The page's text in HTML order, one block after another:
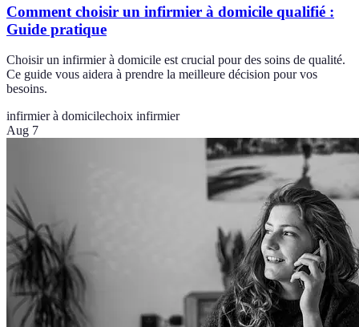
Comment choisir un infirmier à domicile qualifié :
Guide pratique
Choisir un infirmier à domicile est crucial pour des soins de qualité.
Ce guide vous aidera à prendre la meilleure décision pour vos
besoins.
infirmier à domicilechoix infirmier
Aug 7